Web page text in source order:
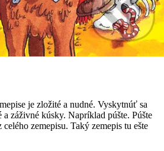
je zložité a nudné. Vyskytnúť sa
záživné kúsky. Napríklad púšte. Púšte
zemepisu. Taký zemepis tu ešte